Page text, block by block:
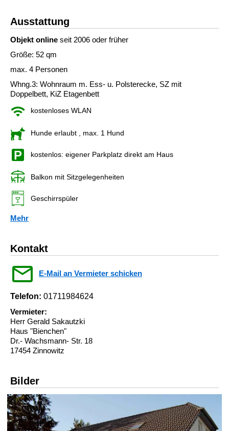
Ausstattung
Objekt online seit 2006 oder früher
Größe: 52 qm
max. 4 Personen
Whng.3: Wohnraum m. Ess- u. Polsterecke, SZ mit
Doppelbett, KiZ Etagenbett
kostenloses WLAN
Hunde erlaubt , max. 1 Hund
kostenlos: eigener Parkplatz direkt am Haus
Balkon mit Sitzgelegenheiten
Geschirrspüler
Mehr
Kontakt
E-Mail an Vermieter schicken
Telefon: 01711984624
Vermieter:
Herr Gerald Sakautzki
Haus "Bienchen"
Dr.- Wachsmann- Str. 18
17454 Zinnowitz
Bilder